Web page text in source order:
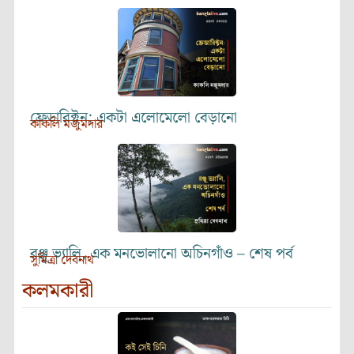
ফ্রেডারিক্টন: একটা এলোমেলো বেড়ানো
কাকলি মজুমদার
রঞ্জু ভ্যালি, এক মনভোলানো অচিনগাঁও – শেষ পর্ব
সুমিত্রা দেবনাথ
কলমকারী